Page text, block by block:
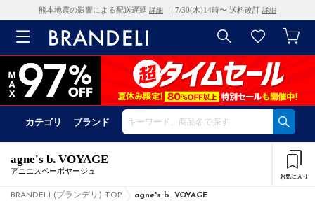
熊本地震の影響による配送遅延 詳細 ｜ 7/30(木)14時〜 送料改訂 詳細
カテゴリ ブランド
agne's b. VOYAGE
アニエスベーボヤージュ
お気に入り
BRANDELI (ブランデリ) TOP agne's b. VOYAGE